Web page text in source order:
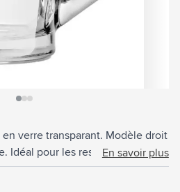
verre transparant. Modèle droit
Idéal pour les restaurants et
de communication lors des
Une chope de bière qui résiste
En savoir plus